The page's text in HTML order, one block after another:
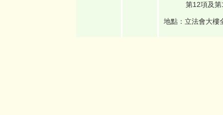
第12項及第13
地點：立法會大樓